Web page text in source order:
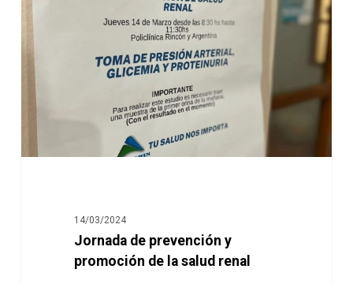
14/03/2024
Jornada de prevención y
promoción de la salud renal